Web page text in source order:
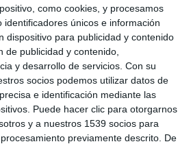
como cookies, y procesamos
identificadores únicos e información
dispositivo para publicidad y contenido
de publicidad y contenido,
y desarrollo de servicios. Con su
socios podemos utilizar datos de
e identificación mediante las
Puede hacer clic para otorgarnos
y a nuestros 1539 socios para
previamente descrito. De